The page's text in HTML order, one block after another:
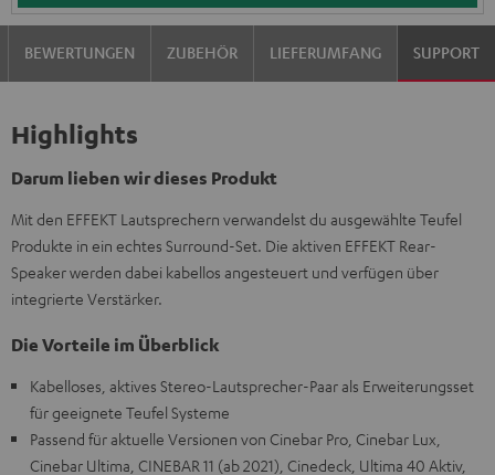
BEWERTUNGEN ZUBEHÖR LIEFERUMFANG SUPPORT
Highlights
Darum lieben wir dieses Produkt
Mit den EFFEKT Lautsprechern verwandelst du ausgewählte Teufel
Produkte in ein echtes Surround-Set. Die aktiven EFFEKT Rear-
Speaker werden dabei kabellos angesteuert und verfügen über
integrierte Verstärker.
Die Vorteile im Überblick
Kabelloses, aktives Stereo-Lautsprecher-Paar als Erweiterungsset
für geeignete Teufel Systeme
Passend für aktuelle Versionen von Cinebar Pro, Cinebar Lux,
Cinebar Ultima, CINEBAR 11 (ab 2021), Cinedeck, Ultima 40 Aktiv,